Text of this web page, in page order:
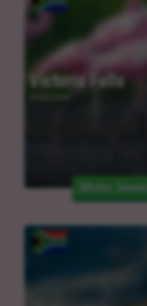
Victoria Falls
Mehr lesen